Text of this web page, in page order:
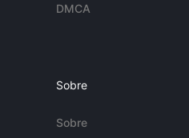
DMCA
Sobre
Sobre